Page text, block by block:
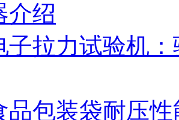
介绍
子拉力试验机
品包装袋耐压